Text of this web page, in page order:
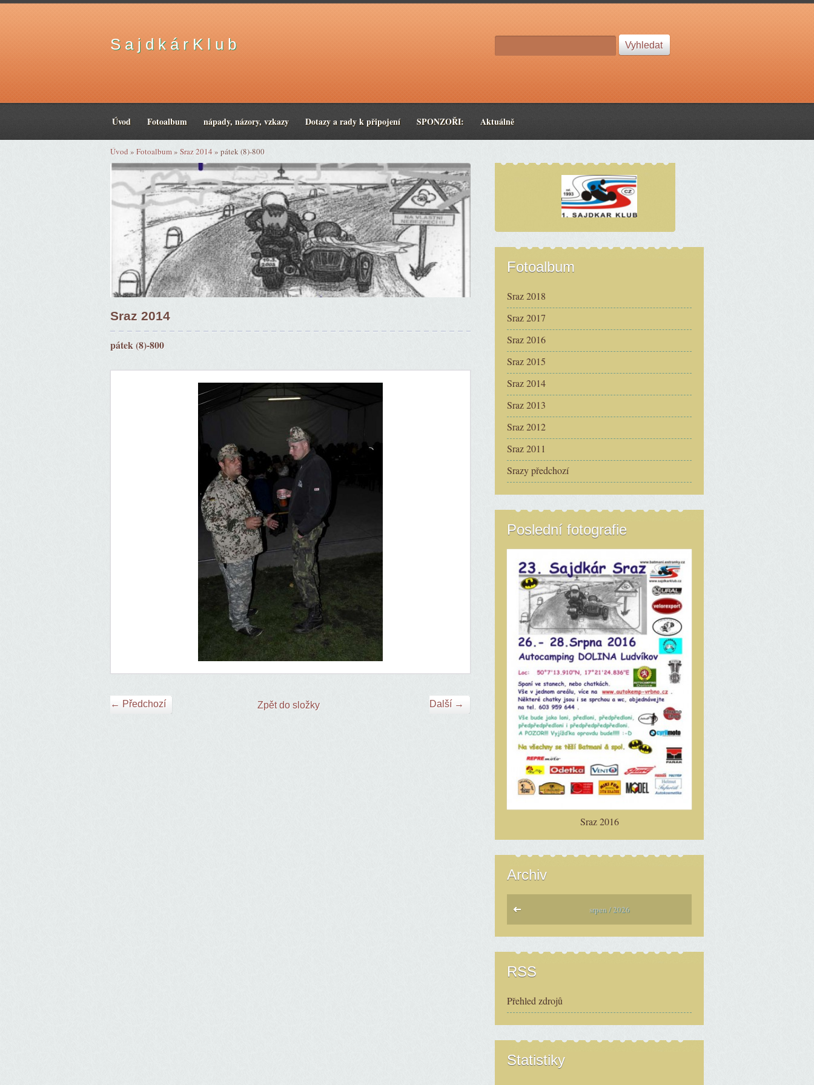
S a j d k á r K l u b
Úvod Fotoalbum nápady, názory, vzkazy Dotazy a rady k připojení SPONZOŘI: Aktuálně
Úvod » Fotoalbum» Sraz 2014» pátek (8)-800
Sraz 2014
pátek (8)-800
← Předchozí Další →
Zpět do složky
Fotoalbum
Sraz 2018
Sraz 2017
Sraz 2016
Sraz 2015
Sraz 2014
Sraz 2013
Sraz 2012
Sraz 2011
Srazy předchozí
Poslední fotografie
Sraz 2016
Archiv
srpen / 2026
RSS
Přehled zdrojů
Statistiky